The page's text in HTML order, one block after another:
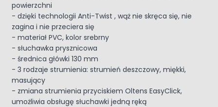
powierzchni
- dzięki technologii Anti-Twist , wąż nie skręca się, nie
zagina i nie przeciera się
- materiał PVC, kolor srebrny
- słuchawka prysznicowa
- średnica główki 130 mm
- 3 rodzaje strumienia: strumień deszczowy, miękki,
masujący
- zmiana strumienia przyciskiem Oltens EasyClick,
umożliwia obsługę słuchawki jedną ręką